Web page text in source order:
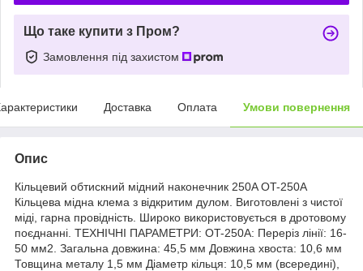
Що таке купити з Пром?
Замовлення під захистом
Доставка Оплата Умови повернення
Опис
Кільцевий обтискний мідний наконечник 250A OT-250A
Кільцева мідна клема з відкритим дулом. Виготовлені з чистої
міді, гарна провідність. Широко використовується в дротовому
поєднанні. ТЕХНІЧНІ ПАРАМЕТРИ: OT-250А: Переріз лінії: 16-
50 мм2. Загальна довжина: 45,5 мм Довжина хвоста: 10,6 мм
Товщина металу 1,5 мм Діаметр кільця: 10,5 мм (всередині),